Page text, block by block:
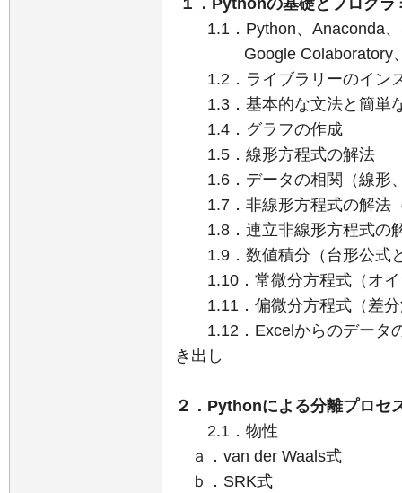
１．Pythonの基礎とプログラ
1.1．Python、Anaconda、
Google Colaboratory、
1.2．ライブラリーのイン
1.3．基本的な文法と簡単
1.4．グラフの作成
1.5．線形方程式の解法
1.6．データの相関（線形
1.7．非線形方程式の解法
1.8．連立非線形方程式の
1.9．数値積分（台形公式
1.10．常微分方程式（オイ
1.11．偏微分方程式（差分
1.12．Excelからのデータ
き出し
２．Pythonによる分離プロセ
2.1．物性
ａ．van der Waals式
ｂ．SRK式